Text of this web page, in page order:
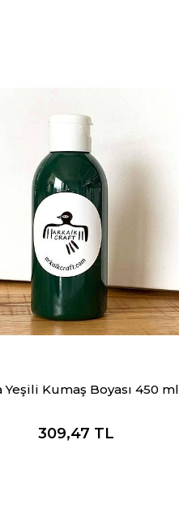
Yeşili Kumaş Boyası 450 ml
309,47 TL